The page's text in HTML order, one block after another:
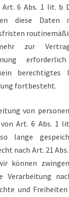
6 Abs. 1 lit. b
diese Daten
zur
berechtigtes
fortbesteht.
von
Art. 6 Abs. 1
lange
nach Art. 21 Abs.
können
Verarbeitung
und